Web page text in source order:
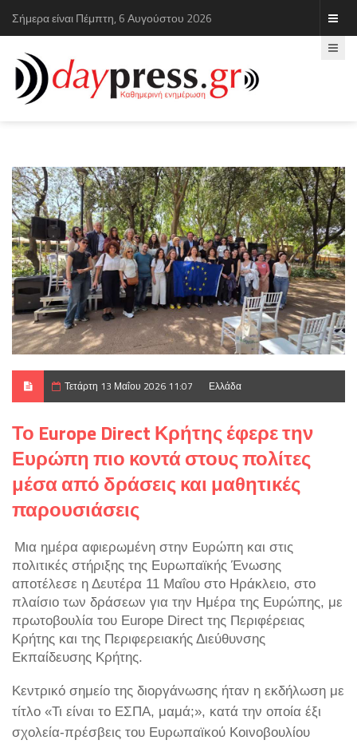
Σήμερα είναι Πέμπτη, 6 Αυγούστου 2026
Τετάρτη 13 Μαΐου 2026 11:07 Ελλάδα
Το Europe Direct Κρήτης έφερε την
Ευρώπη πιο κοντά στους πολίτες
μέσα από δράσεις και μαθητικές
παρουσιάσεις
Μια ημέρα αφιερωμένη στην Ευρώπη και στις
πολιτικές στήριξης της Ευρωπαϊκής Ένωσης
αποτέλεσε η Δευτέρα 11 Μαΐου στο Ηράκλειο, στο
πλαίσιο των δράσεων για την Ημέρα της Ευρώπης, με
πρωτοβουλία του Europe Direct της Περιφέρειας
Κρήτης και της Περιφερειακής Διεύθυνσης
Εκπαίδευσης Κρήτης.
Κεντρικό σημείο της διοργάνωσης ήταν η εκδήλωση με
τίτλο «Τι είναι το ΕΣΠΑ, μαμά;», κατά την οποία έξι
σχολεία-πρέσβεις του Ευρωπαϊκού Κοινοβουλίου